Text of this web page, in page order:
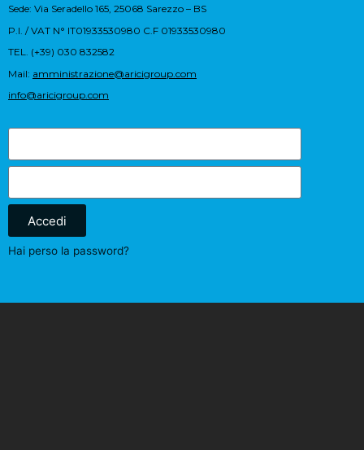
Sede: Via Seradello 165, 25068 Sarezzo – BS
P.I. / VAT N° IT01933530980 C.F 01933530980
TEL. (+39) 030 832582
Mail: amministrazione@aricigroup.com
info@aricigroup.com
Accedi
Hai perso la password?